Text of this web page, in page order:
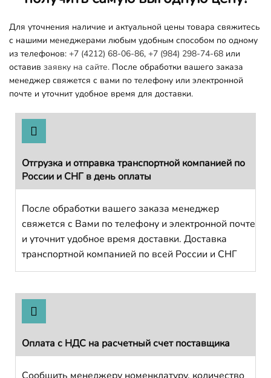
Для уточнения наличие и актуальной цены товара свяжитесь
с нашими менеджерами любым удобным способом по одному
из телефонов: +7 (4212) 68-06-86, +7 (984) 298-74-68 или
оставив заявку на сайте. После обработки вашего заказа
менеджер свяжется с вами по телефону или электронной
почте и уточнит удобное время для доставки.
Отгрузка и отправка транспортной компанией по
России и СНГ в день оплаты
После обработки вашего заказа менеджер
свяжется с Вами по телефону и электронной почте
и уточнит удобное время доставки. Доставка
транспортной компанией по всей России и СНГ
Оплата с НДС на расчетный счет поставщика